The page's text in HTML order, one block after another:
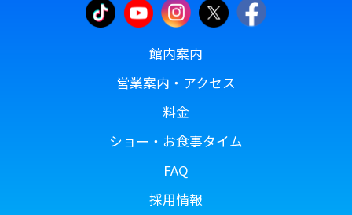
館内案内
営業案内・アクセス
料金
ショー・お食事タイム
FAQ
採用情報